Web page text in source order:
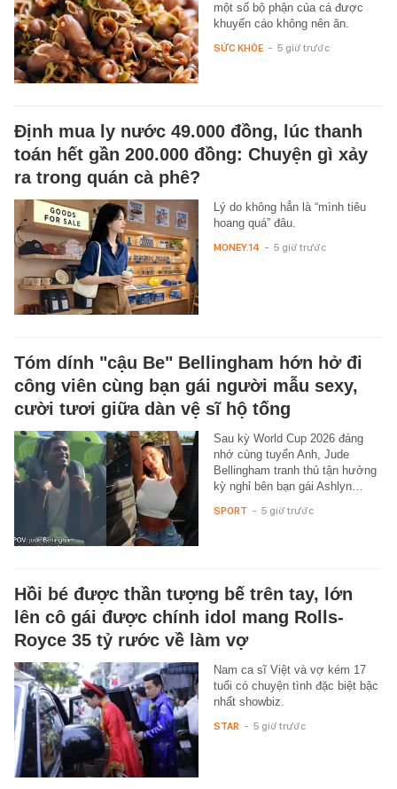
một số bộ phận của cá được
khuyến cáo không nên ăn.
SỨC KHỎE - 5 giờ trước
Định mua ly nước 49.000 đồng, lúc thanh
toán hết gần 200.000 đồng: Chuyện gì xảy
ra trong quán cà phê?
Lý do không hẳn là “mình tiêu
hoang quá” đâu.
MONEY.14 - 5 giờ trước
Tóm dính "cậu Be" Bellingham hớn hở đi
công viên cùng bạn gái người mẫu sexy,
cười tươi giữa dàn vệ sĩ hộ tống
Sau kỳ World Cup 2026 đáng
nhớ cùng tuyển Anh, Jude
Bellingham tranh thủ tận hưởng
kỳ nghỉ bên bạn gái Ashlyn…
SPORT - 5 giờ trước
Hồi bé được thần tượng bế trên tay, lớn
lên cô gái được chính idol mang Rolls-
Royce 35 tỷ rước về làm vợ
Nam ca sĩ Việt và vợ kém 17
tuổi có chuyện tình đặc biệt bậc
nhất showbiz.
STAR - 5 giờ trước